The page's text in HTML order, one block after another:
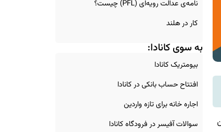
نامه‌ی عدالت رویه‌ای (PFL) چیست؟
کار در هلند
به سوی کانادا:
بیومتریک کانادا
افتتاح حساب بانکی در کانادا
اجاره خانه برای تازه‌ واردین
سوالات آفیسر در فرودگاه کانادا